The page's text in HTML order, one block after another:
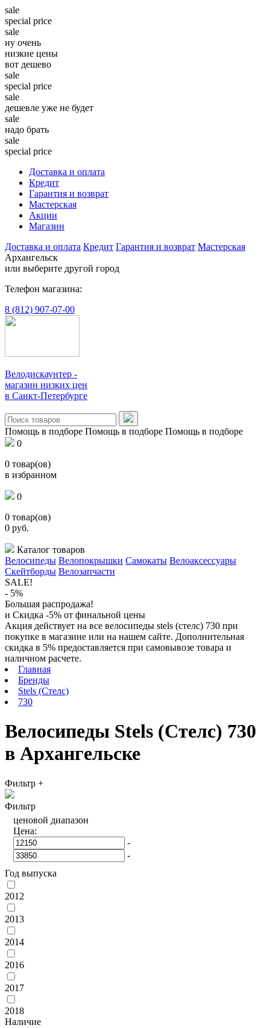
sale
special price
sale
ну очень
низкие цены
вот дешево
sale
special price
sale
дешевле уже не будет
sale
надо брать
sale
special price
Доставка и оплата
Кредит
Гарантия и возврат
Мастерская
Акции
Магазин
Доставка и оплата Кредит Гарантия и возврат Мастерская
Архангельск
или выберите другой город
Телефон магазина:
8 (812) 907-07-00
Велодискаунтер -
магазин низких цен
в Санкт-Петербурге
Помощь в подборе Помощь в подборе Помощь в подборе
0
0 товар(ов)
в избранном
0
0 товар(ов)
0 руб.
Каталог товаров
Велосипеды Велопокрышки Самокаты Велоаксессуары
Скейтборды Велозапчасти
SALE!
- 5%
Большая распродажа!
и Скидка -5% от финальной цены
Акция действует на все велосипеды stels (стелс) 730 при
покупке в магазине или на нашем сайте. Дополнительная
скидка в 5% предоставляется при самовывозе товара и
наличном расчете.
Главная
Бренды
Stels (Стелс)
730
Велосипеды Stels (Стелс) 730
в Архангельске
Фильтр +
Фильтр
ценовой диапазон
Цена:
-
-
Год выпуска
2012
2013
2014
2016
2017
2018
Наличие